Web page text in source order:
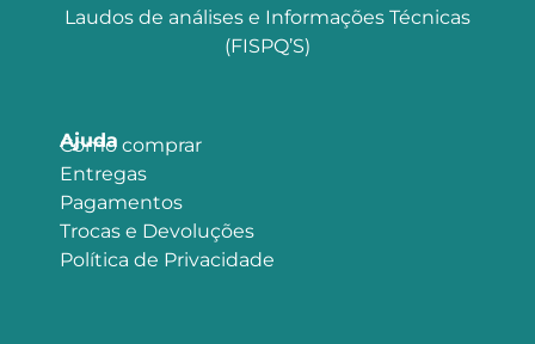
Laudos de análises e Informações Técnicas
(FISPQ’S)
Ajuda
Como comprar
Entregas
Pagamentos
Trocas e Devoluções
Política de Privacidade